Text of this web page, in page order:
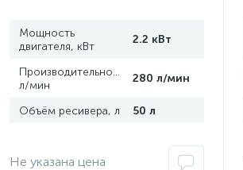
Мощность
двигателя, кВт
2.2 кВт
Производительность,
л/мин
280 л/мин
Объём ресивера, л 50 л
Не указана цена